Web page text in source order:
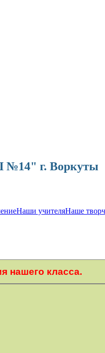
г. Воркуты
Наши учителяНаше
нашего класса.